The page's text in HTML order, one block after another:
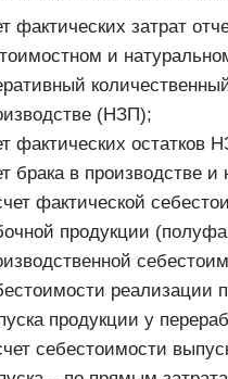
фактических затрат
и
(НЗП);
фактических остатков
брака в производстве и
фактической
продукции
реализации
продукции у
себестоимости